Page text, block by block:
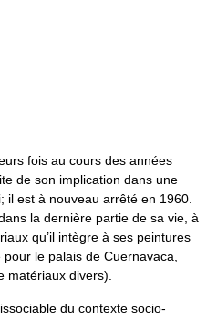
fois au cours des années
de son implication dans une
il est à nouveau arrêté en 1960.
la dernière partie de sa vie, à
qu’il intègre à ses peintures
le palais de Cuernavaca,
matériaux divers).
du contexte socio-